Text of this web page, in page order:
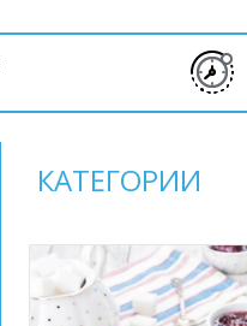
КАТЕГОРИИ